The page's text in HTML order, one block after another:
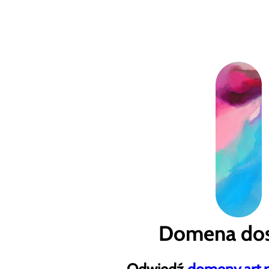
Domena